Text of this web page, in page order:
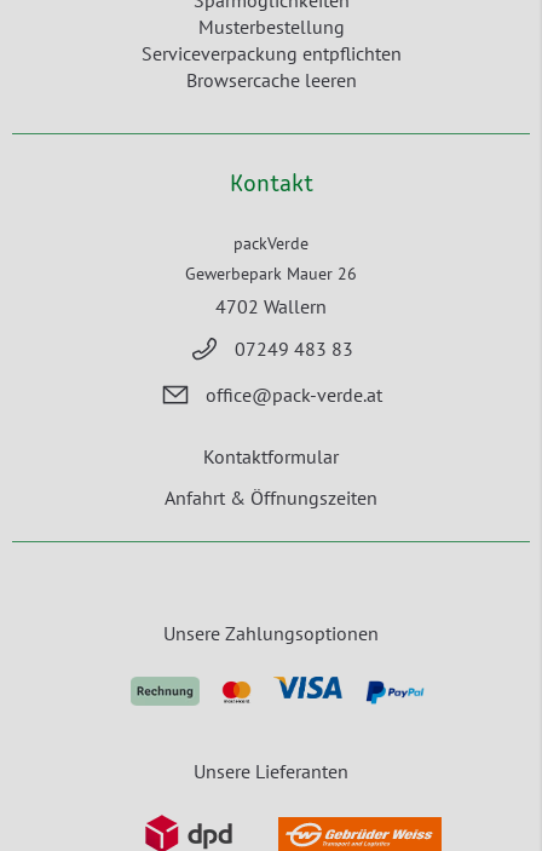
Musterbestellung
Serviceverpackung entpflichten
Browsercache leeren
Kontakt
packVerde
Gewerbepark Mauer 26
4702 Wallern
07249 483 83
office@pack-verde.at
Kontaktformular
Anfahrt & Öffnungszeiten
Unsere Zahlungsoptionen
Unsere Lieferanten